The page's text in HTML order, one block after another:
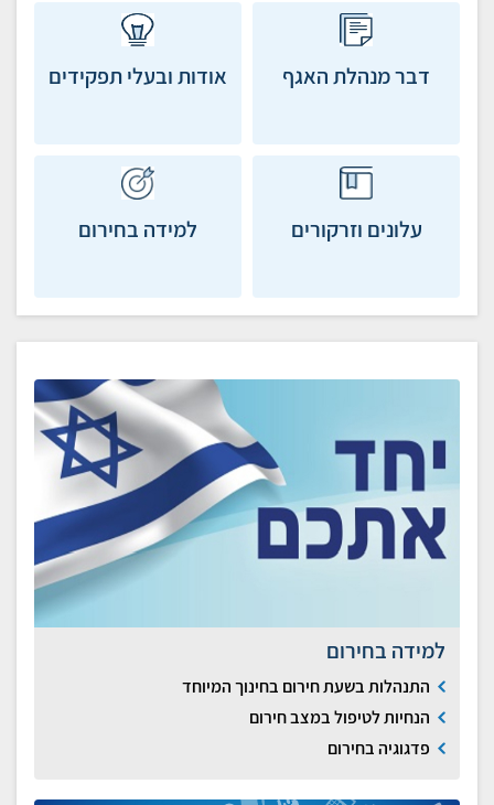
דבר מנהלת האגף אודות ובעלי תפקידים
עלונים וזרקורים למידה בחירום
למידה בחירום
התנהלות בשעת חירום בחינוך המיוחד
הנחיות לטיפול במצב חירום
פדגוגיה בחירום